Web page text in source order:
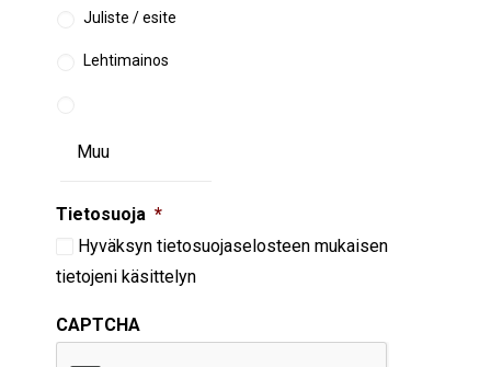
Juliste / esite
Lehtimainos
Tietosuoja *
Hyväksyn tietosuojaselosteen mukaisen
tietojeni käsittelyn
CAPTCHA